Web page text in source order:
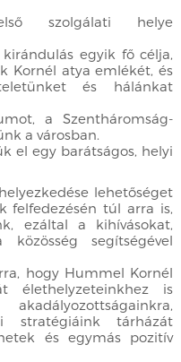
szolgálati helye
egyik fő célja,
Kornél atya emlékét, és
és hálánkat
a Szentháromság-
a városban.
el egy barátságos, helyi
lehetőséget
felfedezésén túl arra is,
ezáltal a kihívásokat,
segítségével
hogy Hummel Kornél
élethelyzeteinkhez is
stratégiáink tárházát
és egymás pozitív